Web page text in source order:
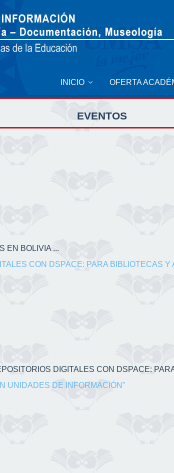
INICIO OFERTA
EVENTOS
EN BOLIVIA ...
CON DSPACE: PARA BIBLIOTECAS Y
DIGITALES CON DSPACE:
UNIDADES DE INFORMACIÓN"